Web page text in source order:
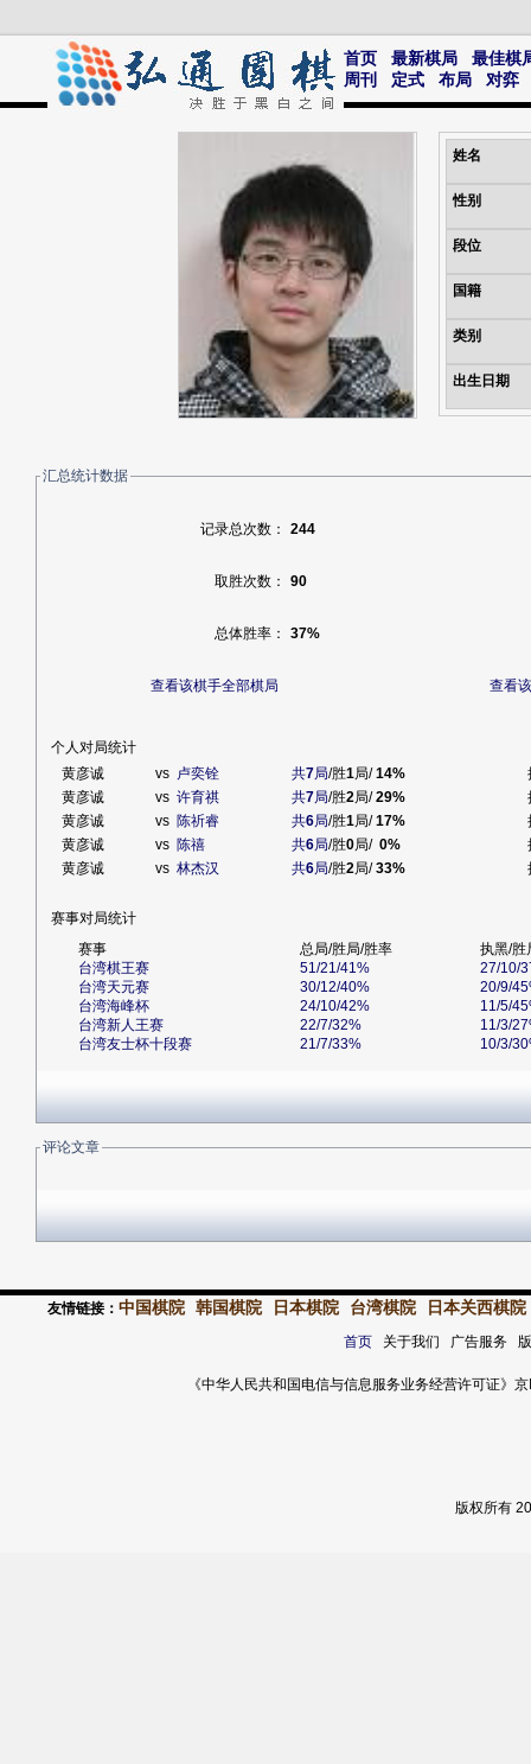
首页 最新棋局
最佳棋
周刊
定式 布局 对弈
姓名
性别
段位
国籍
类别
出生日期
汇总统计数据
记录总次数： 244
取胜次数： 90
总体胜率： 37%
查看该棋手全部棋局 查看
个人对局统计
黄彦诚
vs 卢奕铨 共7局/胜1局/14%
黄彦诚
vs 许育祺 共7局/胜2局/29%
黄彦诚
vs 陈祈睿 共6局/胜1局/17%
黄彦诚
vs 陈禧 共6局/胜0局/0%
黄彦诚
vs 林杰汉 共6局/胜2局/33%
赛事对局统计
赛事
总局/胜局/胜率
执黑/胜
台湾棋王赛
51/21/41%
27/10/
台湾天元赛
30/12/40%
20/9/
台湾海峰杯
24/10/42%
11/5/
台湾新人王赛
22/7/32%
11/3/
台湾友士杯十段赛
21/7/33% 10/3/
评论文章
友情链接： 中国棋院 韩国棋院 日本棋院 台湾棋院 日本关西棋院
首页关于我们 广告服务
《中华人民共和国电信与信息服务业务经营许可证
版权所有